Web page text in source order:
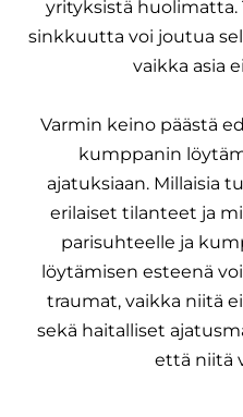
yrityksistä huolimatta.
sinkkuutta voi joutua
vaikka asia
Varmin keino päästä
kumppanin
ajatuksiaan. Millaisia
erilaiset tilanteet ja
parisuhteelle ja
löytämisen esteenä
traumat, vaikka niitä
sekä haitalliset
että niitä